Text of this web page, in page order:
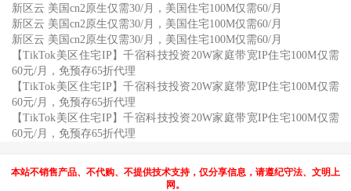
新区云 美国cn2原生仅需30/月，美国住宅100M仅需60/月
新区云 美国cn2原生仅需30/月，美国住宅100M仅需60/月
新区云 美国cn2原生仅需30/月，美国住宅100M仅需60/月
【TikTok美区住宅IP】千宿科技投资20W家庭带宽IP住宅100M仅需
60元/月，免预存65折代理
【TikTok美区住宅IP】千宿科技投资20W家庭带宽IP住宅100M仅需
60元/月，免预存65折代理
【TikTok美区住宅IP】千宿科技投资20W家庭带宽IP住宅100M仅需
60元/月，免预存65折代理
本站不销售产品、不代购、不提供技术支持，仅分享信息，请遵纪守法、文明上
网。